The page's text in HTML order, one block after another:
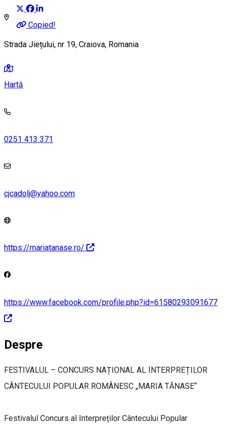
Copied!
Strada Jiețului, nr 19, Craiova, Romania
Hartă
0251 413 371
cjcadolj@yahoo.com
https://mariatanase.ro/
https://www.facebook.com/profile.php?id=61580293091677
Despre
FESTIVALUL – CONCURS NAȚIONAL AL INTERPREȚILOR
CÂNTECULUI POPULAR ROMÂNESC „MARIA TĂNASE“
Festivalul Concurs al Interpreților Cântecului Popular